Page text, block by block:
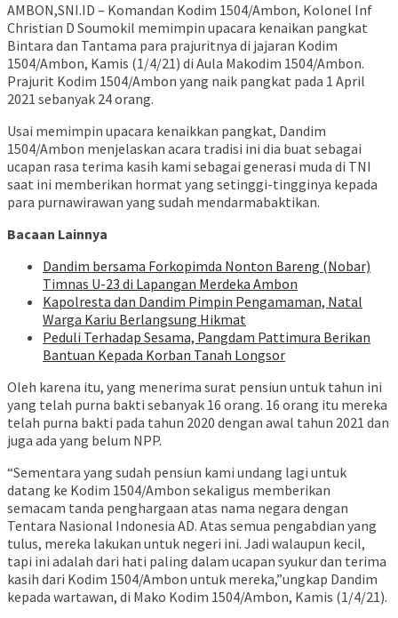
AMBON,SNI.ID – Komandan Kodim 1504/Ambon, Kolonel Inf
Christian D Soumokil memimpin upacara kenaikan pangkat
Bintara dan Tantama para prajuritnya di jajaran Kodim
1504/Ambon, Kamis (1/4/21) di Aula Makodim 1504/Ambon.
Prajurit Kodim 1504/Ambon yang naik pangkat pada 1 April
2021 sebanyak 24 orang.
Usai memimpin upacara kenaikkan pangkat, Dandim
1504/Ambon menjelaskan acara tradisi ini dia buat sebagai
ucapan rasa terima kasih kami sebagai generasi muda di TNI
saat ini memberikan hormat yang setinggi-tingginya kepada
para purnawirawan yang sudah mendarmabaktikan.
Bacaan Lainnya
Dandim bersama Forkopimda Nonton Bareng (Nobar)
Timnas U-23 di Lapangan Merdeka Ambon
Kapolresta dan Dandim Pimpin Pengamaman, Natal
Warga Kariu Berlangsung Hikmat
Peduli Terhadap Sesama, Pangdam Pattimura Berikan
Bantuan Kepada Korban Tanah Longsor
Oleh karena itu, yang menerima surat pensiun untuk tahun ini
yang telah purna bakti sebanyak 16 orang. 16 orang itu mereka
telah purna bakti pada tahun 2020 dengan awal tahun 2021 dan
juga ada yang belum NPP.
“Sementara yang sudah pensiun kami undang lagi untuk
datang ke Kodim 1504/Ambon sekaligus memberikan
semacam tanda penghargaan atas nama negara dengan
Tentara Nasional Indonesia AD. Atas semua pengabdian yang
tulus, mereka lakukan untuk negeri ini. Jadi walaupun kecil,
tapi ini adalah dari hati paling dalam ucapan syukur dan terima
kasih dari Kodim 1504/Ambon untuk mereka,”ungkap Dandim
kepada wartawan, di Mako Kodim 1504/Ambon, Kamis (1/4/21).